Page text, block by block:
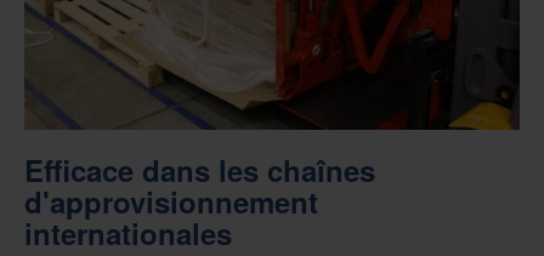
Efficace dans les chaînes
d'approvisionnement
internationales